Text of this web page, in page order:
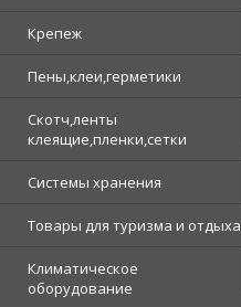
Крепеж
Пены,клеи,герметики
Скотч,ленты
клеящие,пленки,сетки
Системы хранения
Товары для туризма и отдыха
Климатическое
оборудование